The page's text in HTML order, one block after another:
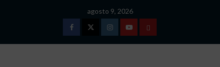
agosto 9, 2026
FacebookTwitterInstagramYoutubeTÉRMINOS